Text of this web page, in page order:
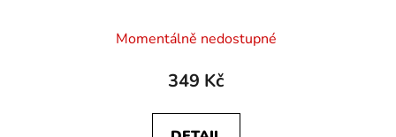
Momentálně nedostupné
349 Kč